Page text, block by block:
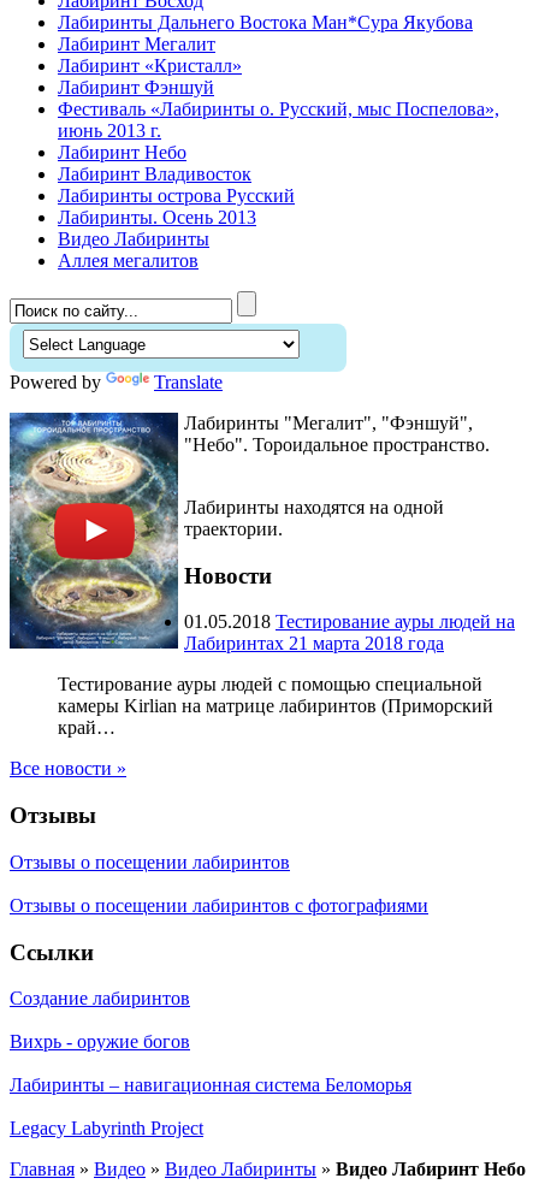
Лабиринты Дальнего Востока Ман*Сура Якубова
Лабиринт Мегалит
Лабиринт «Кристалл»
Лабиринт Фэншуй
Фестиваль «Лабиринты о. Русский, мыс Поспелова»,
июнь 2013 г.
Лабиринт Небо
Лабиринт Владивосток
Лабиринты острова Русский
Лабиринты. Осень 2013
Видео Лабиринты
Аллея мегалитов
Powered by
Translate
Лабиринты "Мегалит", "Фэншуй",
"Небо". Тороидальное пространство.
Лабиринты находятся на одной
траектории.
Новости
01.05.2018 Тестирование ауры людей на
Лабиринтах 21 марта 2018 года
Тестирование ауры людей с помощью специальной
камеры Kirlian на матрице лабиринтов (Приморский
край…
Все новости »
Отзывы
Отзывы о посещении лабиринтов
Отзывы о посещении лабиринтов с фотографиями
Ссылки
Создание лабиринтов
Вихрь - оружие богов
Лабиринты – навигационная система Беломорья
Legacy Labyrinth Project
Главная » Видео » Видео Лабиринты » Видео Лабиринт Небо